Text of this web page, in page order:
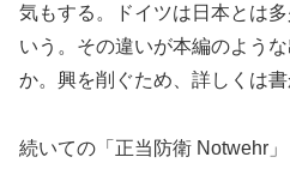
気もする。ドイツは日本とは
いう。その違いが本編のよう
か。興を削ぐため、詳しくは書
続いての「正当防衛 Notwehr